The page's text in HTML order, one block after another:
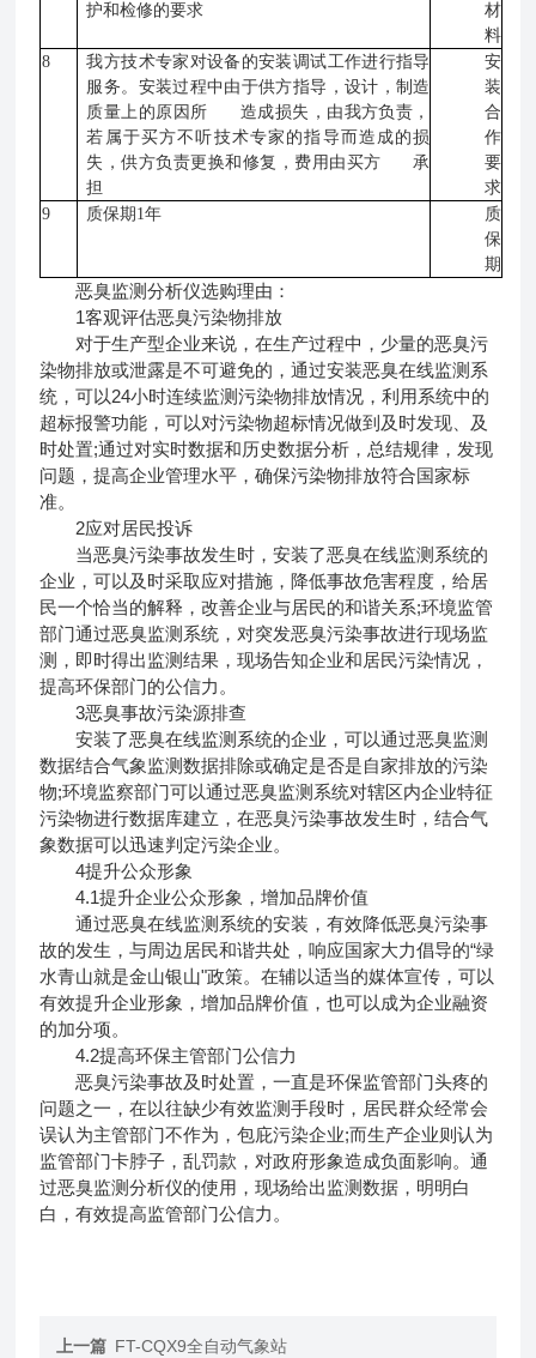
护和检修的要求
材
料
8
我方技术专家对设备的安装调试工作进行指导
服务。安装过程中由于供方指导，设计，制造
质量上的原因所 造成损失，由我方负责，
若属于买方不听技术专家的指导而造成的损
失，供方负责更换和修复，费用由买方承
担
安
装
合
作
要
求
9
质保期1年
质
保
期
恶臭监测分析仪选购理由：
1客观评估恶臭污染物排放
对于生产型企业来说，在生产过程中，少量的恶臭污
染物排放或泄露是不可避免的，通过安装恶臭在线监测系
统，可以24小时连续监测污染物排放情况，利用系统中的
超标报警功能，可以对污染物超标情况做到及时发现、及
时处置;通过对实时数据和历史数据分析，总结规律，发现
问题，提高企业管理水平，确保污染物排放符合国家标
准。
2应对居民投诉
当恶臭污染事故发生时，安装了恶臭在线监测系统的
企业，可以及时采取应对措施，降低事故危害程度，给居
民一个恰当的解释，改善企业与居民的和谐关系;环境监管
部门通过恶臭监测系统，对突发恶臭污染事故进行现场监
测，即时得出监测结果，现场告知企业和居民污染情况，
提高环保部门的公信力。
3恶臭事故污染源排查
安装了恶臭在线监测系统的企业，可以通过恶臭监测
数据结合气象监测数据排除或确定是否是自家排放的污染
物;环境监察部门可以通过恶臭监测系统对辖区内企业特征
污染物进行数据库建立，在恶臭污染事故发生时，结合气
象数据可以迅速判定污染企业。
4提升公众形象
4.1提升企业公众形象，增加品牌价值
通过恶臭在线监测系统的安装，有效降低恶臭污染事
故的发生，与周边居民和谐共处，响应国家大力倡导的“绿
水青山就是金山银山"政策。在辅以适当的媒体宣传，可以
有效提升企业形象，增加品牌价值，也可以成为企业融资
的加分项。
4.2提高环保主管部门公信力
恶臭污染事故及时处置，一直是环保监管部门头疼的
问题之一，在以往缺少有效监测手段时，居民群众经常会
误认为主管部门不作为，包庇污染企业;而生产企业则认为
监管部门卡脖子，乱罚款，对政府形象造成负面影响。通
过恶臭监测分析仪的使用，现场给出监测数据，明明白
白，有效提高监管部门公信力。
上一篇 FT-CQX9全自动气象站